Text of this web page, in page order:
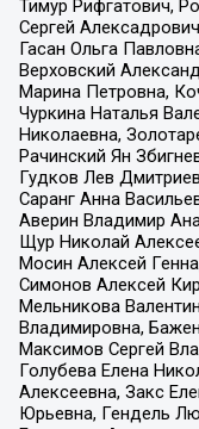
Тимур Рифгатович,
Сергей
Гасан Ольга
Верховский
Марина Петровна,
Чуркина Наталья
Николаевна,
Рачинский Ян
Гудков Лев
Саранг Анна
Аверин Владимир
Щур Николай
Мосин Алексей
Симонов Алексей
Мельникова
Владимировна,
Максимов Сергей
Голубева Елена
Алексеевна, Закс
Юрьевна, Гендель